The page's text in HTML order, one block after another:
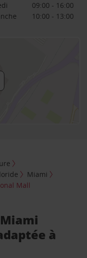
09:00 - 16:00
10:00 - 13:00
Miami
Mall
à